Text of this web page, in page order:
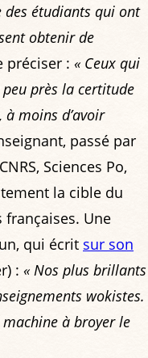
des étudiants qui ont
obtenir de
préciser : « Ceux qui
près la certitude
à moins d’avoir
passé par
Sciences Po,
la cible du
Une
qui écrit sur son
: « Nos plus brillants
wokistes.
à broyer le